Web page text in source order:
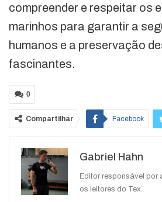
compreender e respeitar os
marinhos para garantir a
humanos e a preservação
fascinantes.
0
Compartilhar Facebook
WhatsApp
Gabriel Hahn
Editor responsável por
os leitores do Tex.